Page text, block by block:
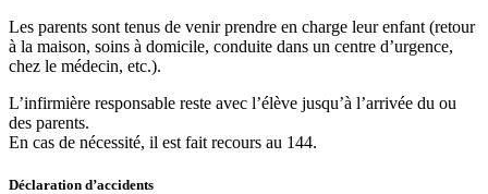
Les parents sont tenus de venir prendre en charge leur enfant (retour
à la maison, soins à domicile, conduite dans un centre d’urgence,
chez le médecin, etc.).
L’infirmière responsable reste avec l’élève jusqu’à l’arrivée du ou
des parents.
En cas de nécessité, il est fait recours au 144.
Déclaration d’accidents